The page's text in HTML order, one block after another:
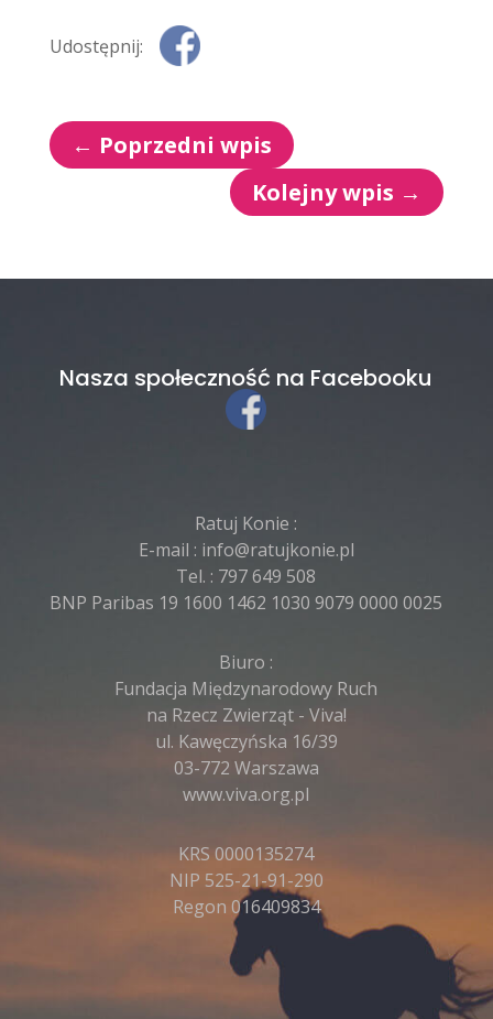
Udostępnij:
← Poprzedni wpis
Kolejny wpis →
Nasza społeczność na Facebooku
Ratuj Konie :
E-mail : info@ratujkonie.pl
Tel. : 797 649 508
BNP Paribas 19 1600 1462 1030 9079 0000 0025
Biuro :
Fundacja Międzynarodowy Ruch
na Rzecz Zwierząt - Viva!
ul. Kawęczyńska 16/39
03-772 Warszawa
www.viva.org.pl
KRS 0000135274
NIP 525-21-91-290
Regon 016409834